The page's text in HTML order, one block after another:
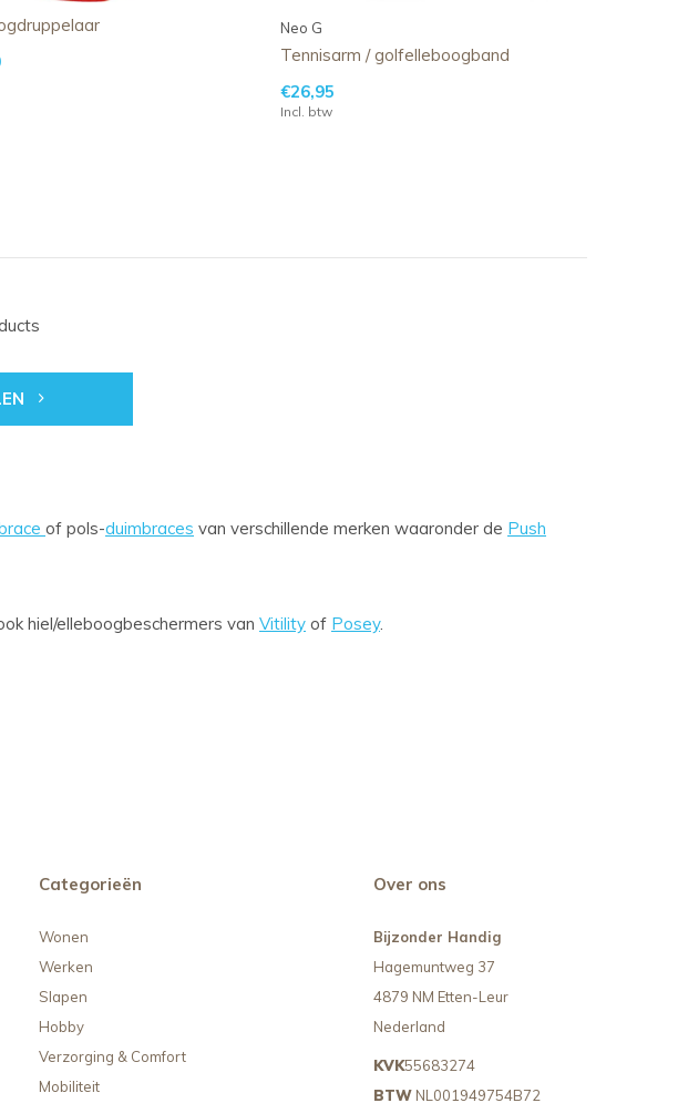
Neo G
Tennisarm / golfelleboogband
€26,95
Incl. btw
of pols-duimbraces van verschillende merken waaronder de Push
hiel/elleboogbeschermers van Vitility of Posey.
Categorieën
Wonen
Werken
Slapen
Hobby
Verzorging & Comfort
Mobiliteit
Over ons
Bijzonder Handig
Hagemuntweg 37
4879 NM Etten-Leur
Nederland
KVK55683274
BTW NL001949754B72